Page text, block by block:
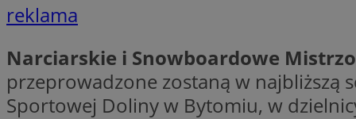
reklama
Narciarskie i Snowboardowe
przeprowadzone zostaną w najbliższą
Sportowej Doliny w Bytomiu, w